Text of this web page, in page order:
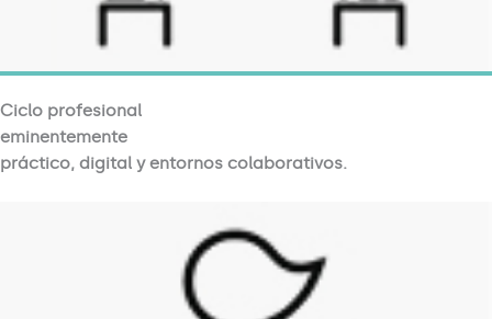
Ciclo profesional
eminentemente
práctico, digital y entornos colaborativos.